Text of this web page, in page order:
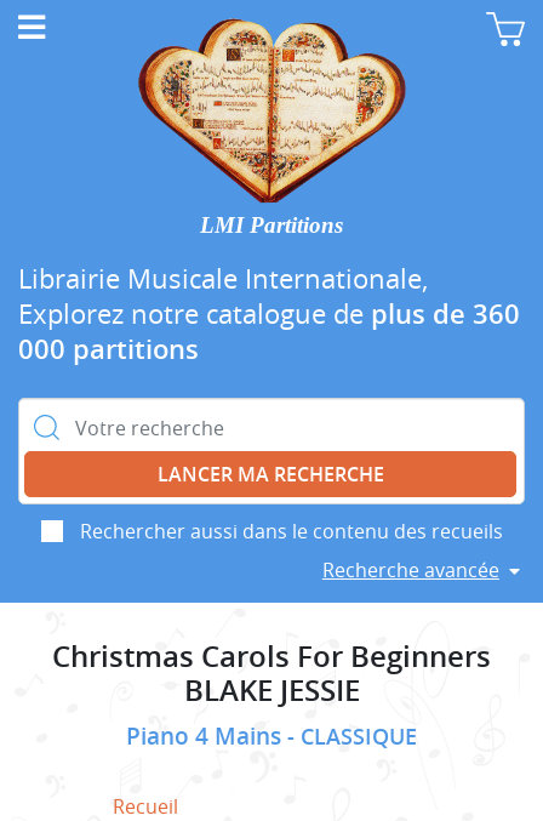
LMI Partitions
Librairie Musicale Internationale,
Explorez notre catalogue de plus de 360
000 partitions
Rechercher :
Rechercher aussi dans le contenu des recueils
Recherche avancée
Christmas Carols For Beginners
BLAKE JESSIE
Piano 4 Mains CLASSIQUE
Recueil